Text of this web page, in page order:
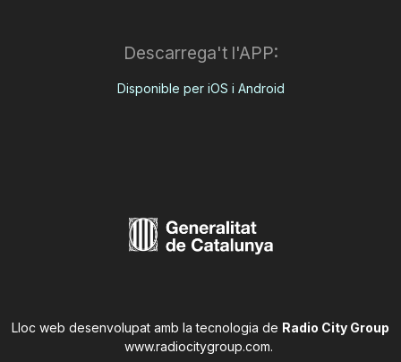
Descarrega't l'APP:
Disponible per iOS i Android
Lloc web desenvolupat amb la tecnologia de Radio City Group
www.radiocitygroup.com.